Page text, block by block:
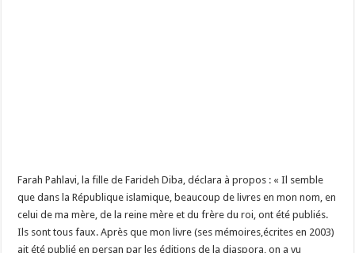
Farah Pahlavi, la fille de Farideh Diba, déclara à propos : « Il semble
que dans la République islamique, beaucoup de livres en mon nom, en
celui de ma mère, de la reine mère et du frère du roi, ont été publiés.
Ils sont tous faux. Après que mon livre (ses mémoires,écrites en 2003)
ait été publié en persan par les éditions de la diaspora, on a vu